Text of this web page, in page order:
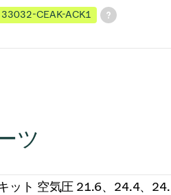
33032-CEAK-ACK1
ツ
ット 空気圧 21.6、24.4、